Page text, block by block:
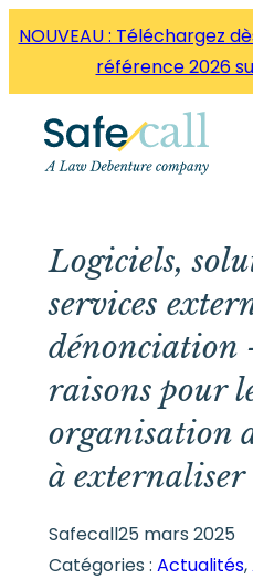
directement
contenu
NOUVEAU : Téléchargez
référence 2026
Logiciels,
services
dénonciation
raisons pour
organisation
à externaliser
Safecall25 mars 2025
Catégories : Actualités,